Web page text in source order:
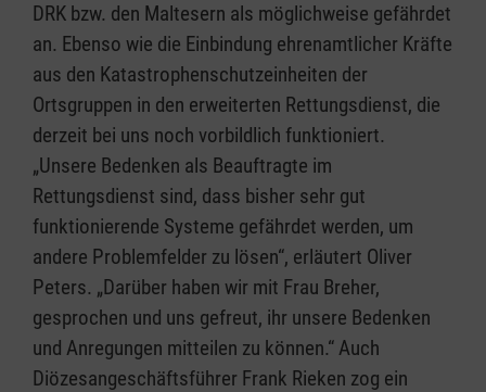
DRK bzw. den Maltesern als möglichweise gefährdet
an. Ebenso wie die Einbindung ehrenamtlicher Kräfte
aus den Katastrophenschutzeinheiten der
Ortsgruppen in den erweiterten Rettungsdienst, die
derzeit bei uns noch vorbildlich funktioniert.
„Unsere Bedenken als Beauftragte im
Rettungsdienst sind, dass bisher sehr gut
funktionierende Systeme gefährdet werden, um
andere Problemfelder zu lösen“, erläutert Oliver
Peters. „Darüber haben wir mit Frau Breher,
gesprochen und uns gefreut, ihr unsere Bedenken
und Anregungen mitteilen zu können.“ Auch
Diözesangeschäftsführer Frank Rieken zog ein